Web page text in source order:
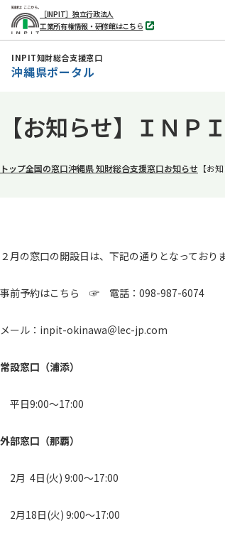
［INPIT］独立行政法人
工業所有権情報・研修館はこちら
別
タ
INPIT知財総合支援窓口
沖縄県ポータル
【お知らせ】ＩＮ
トップ全国の窓口沖縄県 知財総合支援窓口お知らせ 【お
２月の窓口の開設日は、下記の通りとなっており
事前予約はこちら ☞ 電話：098-987-6074
メール：inpit-okinawa＠lec-jp.com
常設窓口（浦添）
平日9:00～17:00
外部窓口（那覇）
2月 4日(火) 9:00～17:00
2月18日(火) 9:00～17:00